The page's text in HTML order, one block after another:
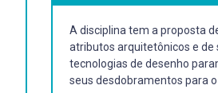
A disciplina tem a proposta
atributos arquitetônicos e de
tecnologias de desenho
seus desdobramentos para